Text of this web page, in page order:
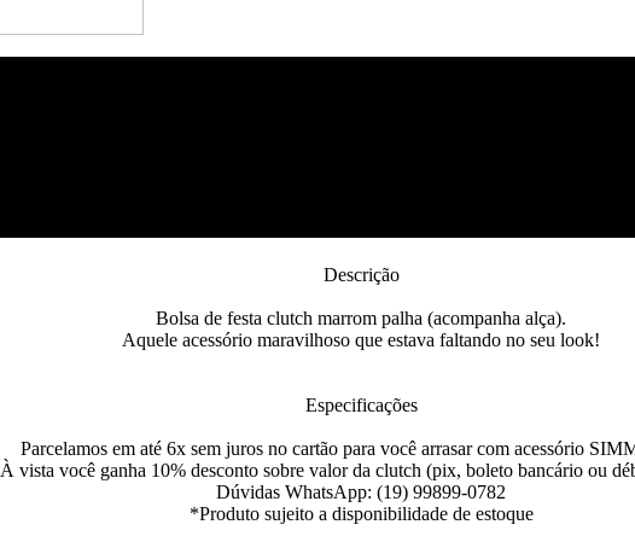
Descrição
Bolsa de festa clutch marrom palha (acompanha alça).
Aquele acessório maravilhoso que estava faltando no seu look!
Especificações
Parcelamos em até 6x sem juros no cartão para você arrasar com acessório
À vista você ganha 10% desconto sobre valor da clutch (pix, boleto bancário ou
Dúvidas WhatsApp: (19) 99899-0782
*Produto sujeito a disponibilidade de estoque